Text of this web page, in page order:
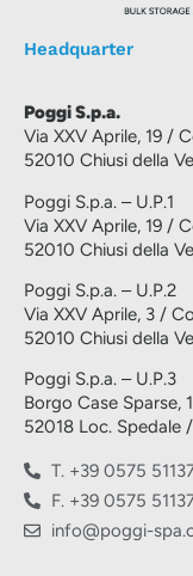
Headquarter
Poggi S.p.a.
Via XXV Aprile, 19 /
52010 Chiusi della
Poggi S.p.a. – U.P.1
Via XXV Aprile, 19 /
52010 Chiusi della
Poggi S.p.a. – U.P.2
Via XXV Aprile, 3 /
52010 Chiusi della
Poggi S.p.a. – U.P.3
Borgo Case Sparse,
52018 Loc. Spedale
T. +39 0575
F. +39 0575
info@poggi-